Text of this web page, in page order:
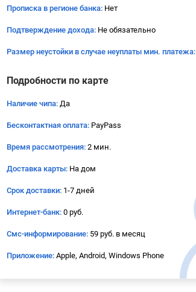
Прописка в регионе банка: Нет
Подтверждение дохода: Не обязательно
Размер неустойки в случае неуплаты мин. платежа:
Подробности по карте
Наличие чипа: Да
Бесконтактная оплата: PayPass
Время рассмотрения: 2 мин.
Доставка карты: На дом
Срок доставки: 1-7 дней
Интернет-банк: 0 руб.
Смс-информирование: 59 руб. в месяц
Приложение: Apple, Android, Windows Phone